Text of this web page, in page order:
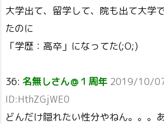
大学出て、留学して、院も出て大学
たのに
「学歴：高卒」になってた(;O;)
36: 名無しさん＠１周年 2019/10/
ID:HthZGjWE0
どんだけ隠れたい性分やねん。。。